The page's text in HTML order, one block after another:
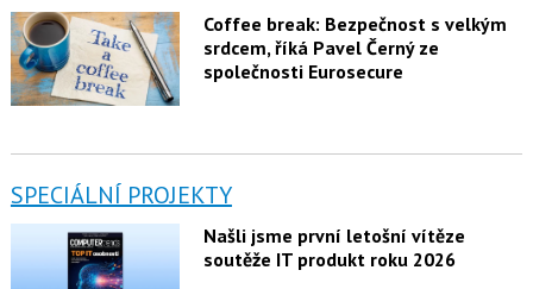
Coffee break: Bezpečnost s velkým
srdcem, říká Pavel Černý ze
společnosti Eurosecure
SPECIÁLNÍ PROJEKTY
Našli jsme první letošní vítěze
soutěže IT produkt roku 2026